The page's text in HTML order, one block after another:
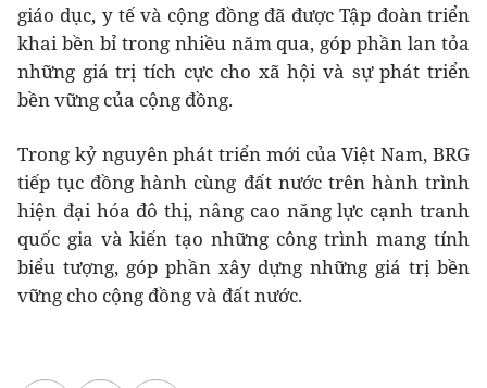
giáo dục, y tế và cộng đồng đã được Tập đoàn triển
khai bền bỉ trong nhiều năm qua, góp phần lan tỏa
những giá trị tích cực cho xã hội và sự phát triển
bền vững của cộng đồng.
Trong kỷ nguyên phát triển mới của Việt Nam, BRG
tiếp tục đồng hành cùng đất nước trên hành trình
hiện đại hóa đô thị, nâng cao năng lực cạnh tranh
quốc gia và kiến tạo những công trình mang tính
biểu tượng, góp phần xây dựng những giá trị bền
vững cho cộng đồng và đất nước.